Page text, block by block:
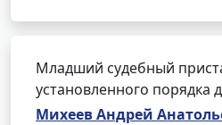
Младший судебный
установленного порядка
Михеев Андрей